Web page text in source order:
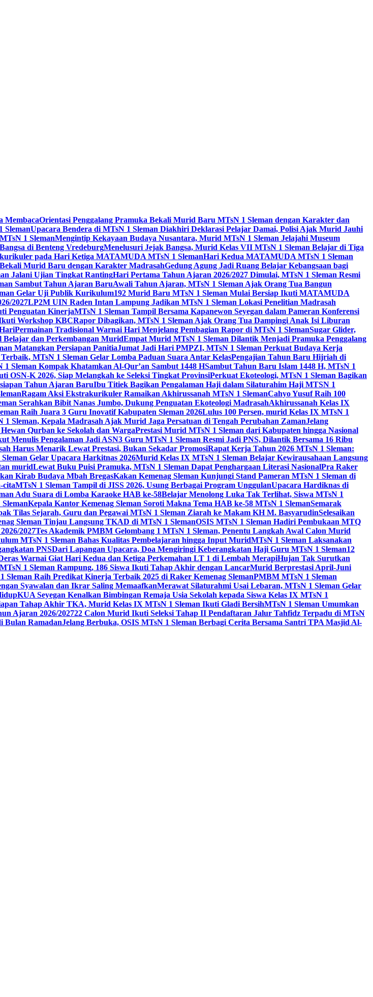
MembacaOrientasi Penggalang Pramuka Bekali Murid Baru MTsN 1 Sleman dengan Karakter dan
SlemanUpacara Bendera di MTsN 1 Sleman Diakhiri Deklarasi Pelajar Damai, Polisi Ajak Murid Jauhi
1 SlemanMengintip Kekayaan Budaya Nusantara, Murid MTsN 1 Sleman Jelajahi Museum
di Benteng VredeburgMenelusuri Jejak Bangsa, Murid Kelas VII MTsN 1 Sleman Belajar di Tiga
pada Hari Ketiga MATAMUDA MTsN 1 SlemanHari Kedua MATAMUDA MTsN 1 Sleman
Murid Baru dengan Karakter MadrasahGedung Agung Jadi Ruang Belajar Kebangsaan bagi
Jalani Ujian Tingkat RantingHari Pertama Tahun Ajaran 2026/2027 Dimulai, MTsN 1 Sleman Resmi
Sambut Tahun Ajaran BaruAwali Tahun Ajaran, MTsN 1 Sleman Ajak Orang Tua Bangun
Gelar Uji Publik Kurikulum192 Murid Baru MTsN 1 Sleman Mulai Bersiap Ikuti MATAMUDA
2027LP2M UIN Raden Intan Lampung Jadikan MTsN 1 Sleman Lokasi Penelitian Madrasah
Penguatan KinerjaMTsN 1 Sleman Tampil Bersama Kapanewon Seyegan dalam Pameran Konferensi
Workshop KBCRapor Dibagikan, MTsN 1 Sleman Ajak Orang Tua Dampingi Anak Isi Liburan
Permainan Tradisional Warnai Hari Menjelang Pembagian Rapor di MTsN 1 SlemanSugar Glider,
Belajar dan Perkembangan MuridEmpat Murid MTsN 1 Sleman Dilantik Menjadi Pramuka Penggalang
Matangkan Persiapan PanitiaJumat Jadi Hari PMPZI, MTsN 1 Sleman Perkuat Budaya Kerja
MTsN 1 Sleman Gelar Lomba Paduan Suara Antar KelasPengajian Tahun Baru Hijriah di
1 Sleman Kompak Khatamkan Al-Qur’an Sambut 1448 HSambut Tahun Baru Islam 1448 H, MTsN 1
OSN-K 2026, Siap Melangkah ke Seleksi Tingkat ProvinsiPerkuat Ekoteologi, MTsN 1 Sleman Bagikan
Tahun Ajaran BaruIbu Titiek Bagikan Pengalaman Haji dalam Silaturahim Haji MTSN 1
Ragam Aksi Ekstrakurikuler Ramaikan Akhirussanah MTsN 1 SlemanCahyo Yusuf Raih 100
Serahkan Bibit Nanas Jumbo, Dukung Penguatan Ekoteologi MadrasahAkhirussanah Kelas IX
Raih Juara 3 Guru Inovatif Kabupaten Sleman 2026Lulus 100 Persen, murid Kelas IX MTsN 1
Sleman, Kepala Madrasah Ajak Murid Jaga Persatuan di Tengah Perubahan ZamanJelang
Qurban ke Sekolah dan WargaPrestasi Murid MTsN 1 Sleman dari Kabupaten hingga Nasional
Menulis Pengalaman Jadi ASN3 Guru MTsN 1 Sleman Resmi Jadi PNS, Dilantik Bersama 16 Ribu
Harus Menarik Lewat Prestasi, Bukan Sekadar PromosiRapat Kerja Tahun 2026 MTsN 1 Sleman:
Gelar Upacara Harkitnas 2026Murid Kelas IX MTsN 1 Sleman Belajar Kewirausahaan Langsung
muridLewat Buku Puisi Pramuka, MTsN 1 Sleman Dapat Penghargaan Literasi NasionalPra Raker
Kirab Budaya Mbah BregasKakan Kemenag Sleman Kunjungi Stand Pameran MTsN 1 Sleman di
citaMTsN 1 Sleman Tampil di JISS 2026, Usung Berbagai Program UnggulanUpacara Hardiknas di
Adu Suara di Lomba Karaoke HAB ke-58Belajar Menolong Luka Tak Terlihat, Siswa MTsN 1
Kepala Kantor Kemenag Sleman Soroti Makna Tema HAB ke-58 MTsN 1 SlemanSemarak
Tilas Sejarah, Guru dan Pegawai MTsN 1 Sleman Ziarah ke Makam KH M. BasyarudinSelesaikan
Sleman Tinjau Langsung TKAD di MTsN 1 SlemanOSIS MTsN 1 Sleman Hadiri Pembukaan MTQ
2027Tes Akademik PMBM Gelombang 1 MTsN 1 Sleman, Penentu Langkah Awal Calon Murid
MTsN 1 Sleman Bahas Kualitas Pembelajaran hingga Input MuridMTsN 1 Sleman Laksanakan
PNSDari Lapangan Upacara, Doa Mengiringi Keberangkatan Haji Guru MTsN 1 Sleman12
Warnai Giat Hari Kedua dan Ketiga Perkemahan LT 1 di Lembah MerapiHujan Tak Surutkan
1 Sleman Rampung, 186 Siswa Ikuti Tahap Akhir dengan LancarMurid Berprestasi April-Juni
Sleman Raih Predikat Kinerja Terbaik 2025 di Raker Kemenag SlemanPMBM MTsN 1 Sleman
Syawalan dan Ikrar Saling MemaafkanMerawat Silaturahmi Usai Lebaran, MTsN 1 Sleman Gelar
KUA Seyegan Kenalkan Bimbingan Remaja Usia Sekolah kepada Siswa Kelas IX MTsN 1
Tahap Akhir TKA, Murid Kelas IX MTsN 1 Sleman Ikuti Gladi BersihMTsN 1 Sleman Umumkan
Ajaran 2026/202722 Calon Murid Ikuti Seleksi Tahap II Pendaftaran Jalur Tahfidz Terpadu di MTsN
Bulan RamadanJelang Berbuka, OSIS MTsN 1 Sleman Berbagi Cerita Bersama Santri TPA Masjid Al-